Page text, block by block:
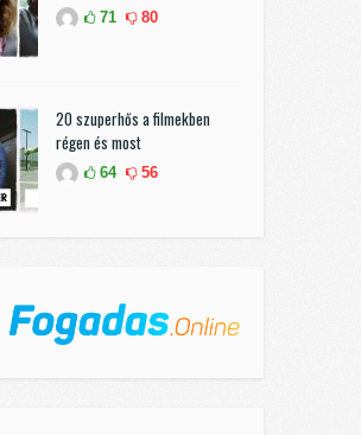
71 80
20 szuperhős a filmekben
régen és most
64 56